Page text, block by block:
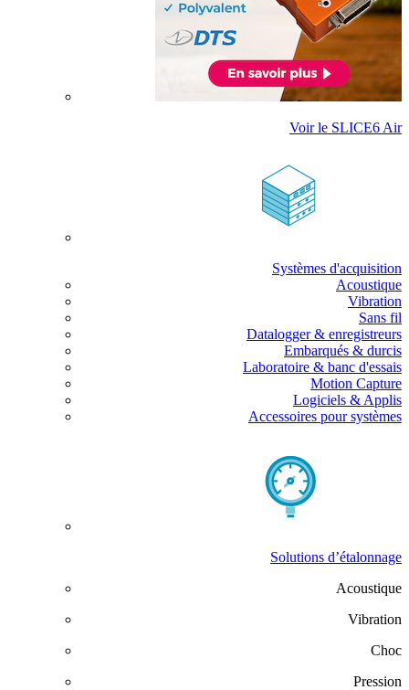
Voir le SLICE6 Air
Systèmes d'acquisition
Acoustique
Vibration
Sans fil
Datalogger & enregistreurs
Embarqués & durcis
Laboratoire & banc d'essais
Motion Capture
Logiciels & Applis
Accessoires pour systèmes
Solutions d’étalonnage
Acoustique
Vibration
Choc
Pression